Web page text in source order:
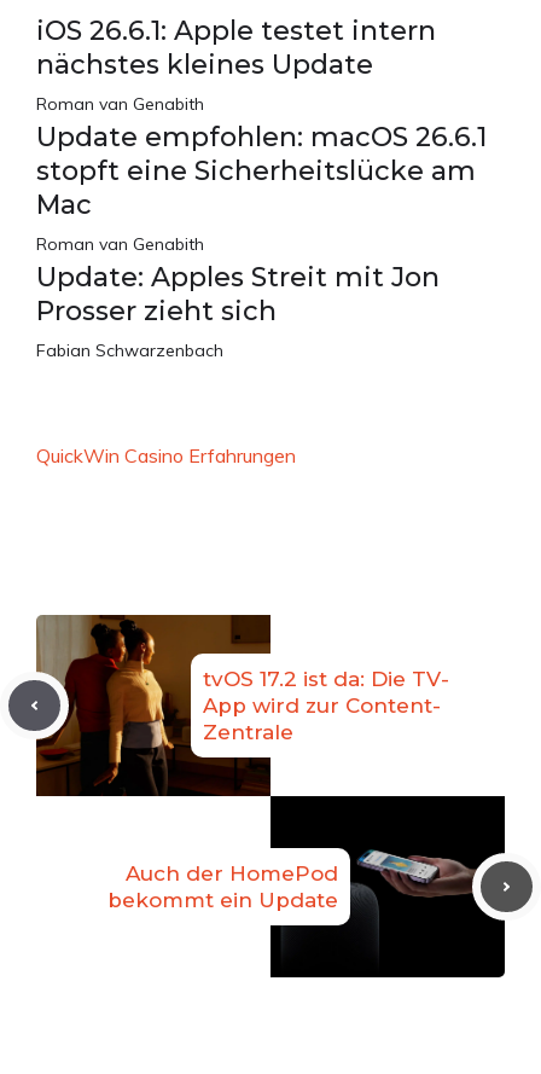
iOS 26.6.1: Apple testet intern
nächstes kleines Update
Roman van Genabith
Update empfohlen: macOS 26.6.1
stopft eine Sicherheitslücke am
Mac
Roman van Genabith
Update: Apples Streit mit Jon
Prosser zieht sich
Fabian Schwarzenbach
QuickWin Casino Erfahrungen
tvOS 17.2 ist da: Die TV-
App wird zur Content-
Zentrale
Auch der HomePod
bekommt ein Update